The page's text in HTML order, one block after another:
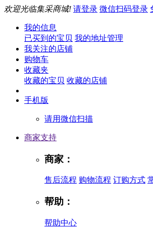
欢迎光临集采商城! 请登录 微信扫码登录
我的信息
已买到的宝贝 我的地址管理
我关注的店铺
购物车
收藏夹
收藏的宝贝 收藏的店铺
手机版
请用微信扫描
商家支持
商家：
售后流程 购物流程 订购方式
帮助：
帮助中心